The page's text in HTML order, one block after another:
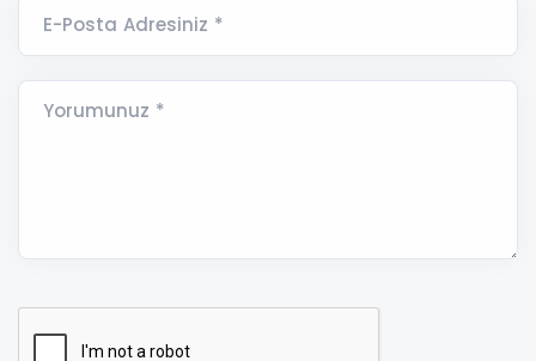
E-Posta Adresiniz *
Yorumunuz *